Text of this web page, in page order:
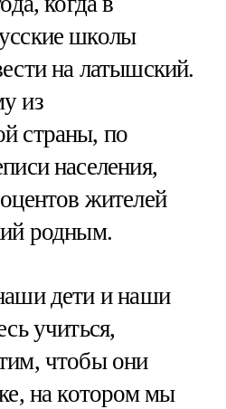
школы
на латышский.
из
страны, по
населения,
жителей
родным.
дети и наши
учиться,
чтобы они
на котором мы